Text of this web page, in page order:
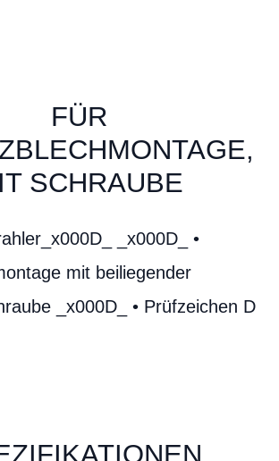
FÜR
SCHRAUBE
_x000D_ •
mit beiliegender
_x000D_ • Prüfzeichen D